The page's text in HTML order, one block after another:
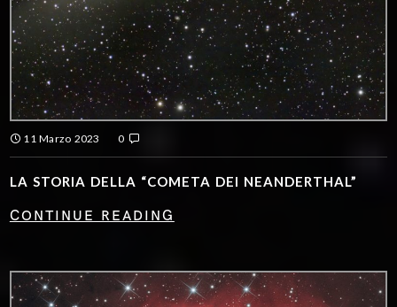
11 Marzo 2023 0
LA STORIA DELLA “COMETA DEI NEANDERTHAL”
CONTINUE READING